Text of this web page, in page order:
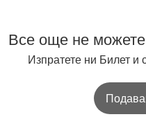
Все още не
Изпратете ни Билет